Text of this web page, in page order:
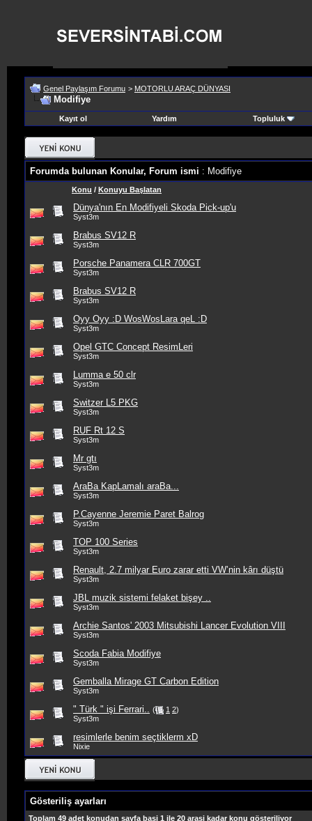
Genel Paylaşım Forumu > MOTORLU ARAÇ DÜNYASI
Modifiye
Kayıt ol Yardım Topluluk
Forumda bulunan Konular, Forum ismi : Modifiye
Konu / Konuyu Başlatan
Dünya'nın En Modifiyeli Skoda Pick-up'u
Syst3m
Brabus SV12 R
Syst3m
Porsche Panamera CLR 700GT
Syst3m
Brabus SV12 R
Syst3m
Oyy Oyy :D WosWosLara qeL :D
Syst3m
Opel GTC Concept ResimLeri
Syst3m
Lumma e 50 clr
Syst3m
Switzer L5 PKG
Syst3m
RUF Rt 12 S
Syst3m
Mr gtı
Syst3m
AraBa KapLamalı araBa...
Syst3m
P.Cayenne Jeremie Paret Balrog
Syst3m
TOP 100 Series
Syst3m
Renault, 2.7 milyar Euro zarar etti VW’nin kârı düştü
Syst3m
JBL muzik sistemi felaket bişey ..
Syst3m
Archie Santos' 2003 Mitsubishi Lancer Evolution VIII
Syst3m
Scoda Fabia Modifiye
Syst3m
Gemballa Mirage GT Carbon Edition
Syst3m
" Türk " işi Ferrari.. ( 1 2)
Syst3m
resimlerle benim seçtiklerm xD
Nixie
Gösteriliş ayarları
Toplam 49 adet konudan sayfa basi 1 ile 20 arasi kadar konu gösteriliyor